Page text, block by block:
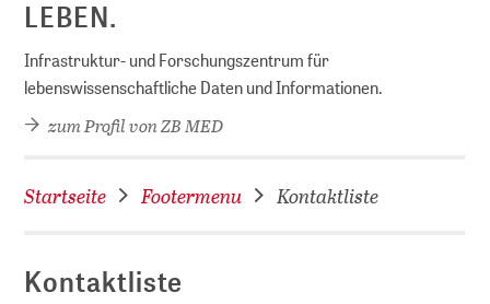
LEBEN.
Infrastruktur- und Forschungszentrum für
lebenswissenschaftliche Daten und Informationen.
zum Profil von ZB MED
Startseite Footermenu Kontaktliste
Kontaktliste